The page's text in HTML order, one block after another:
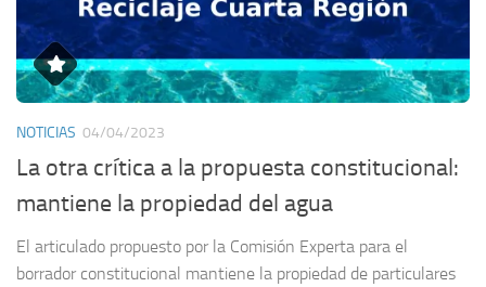
NOTICIAS 04/04/2023
La otra crítica a la propuesta constitucional:
mantiene la propiedad del agua
El articulado propuesto por la Comisión Experta para el
borrador constitucional mantiene la propiedad de particulares